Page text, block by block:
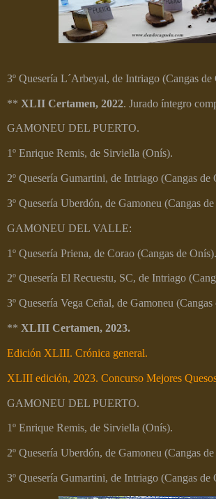
3º Quesería L´Arbeyal, de Intriago (Cangas de
** XLII Certamen, 2022. Jurado íntegro
GAMONEU DEL PUERTO.
1º Enrique Remis, de Sirviella (Onís).
2º Quesería Gumartini, de Intriago (Cangas de
3º Quesería Uberdón, de Gamoneu (Cangas
GAMONEU DEL VALLE:
1º Quesería Priena, de Corao (Cangas de Onís).
2º Quesería El Recuestu, SC, de Intriago
3º Quesería Vega Ceñal, de Gamoneu (Cangas
** XLIII Certamen, 2023.
Edición XLIII. Crónica general.
XLIII edición, 2023. Concurso Mejores
GAMONEU DEL PUERTO.
1º Enrique Remis, de Sirviella (Onís).
2º Quesería Uberdón, de Gamoneu (Cangas
3º Quesería Gumartini, de Intriago (Cangas de